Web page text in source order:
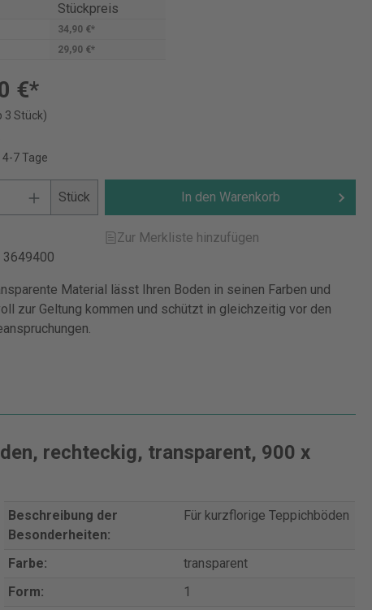
Stückpreis
34,90 €*
29,90 €*
€*
3 Stück)
4-7 Tage
Stück In den Warenkorb
Zur Merkliste hinzufügen
3649400
Material lässt Ihren Boden in seinen Farben und
zur Geltung kommen und schützt in gleichzeitig vor den
rechteckig, transparent, 900 x
Beschreibung der
Besonderheiten:
Für kurzflorige Teppichböden
Farbe:
transparent
Form:
1